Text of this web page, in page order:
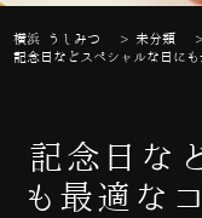
横浜 うしみつ >未分類
>
記念日などスペシャルな日に
記念日な
も最適な